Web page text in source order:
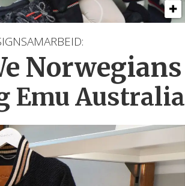
Norwegians
Emu Australia